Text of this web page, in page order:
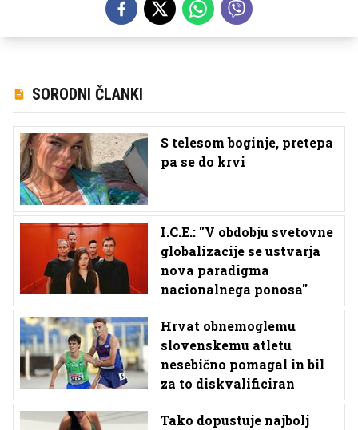
SORODNI ČLANKI
S telesom boginje, pretepa
pa se do krvi
I.C.E.: ''V obdobju svetovne
globalizacije se ustvarja
nova paradigma
nacionalnega ponosa''
Hrvat obnemoglemu
slovenskemu atletu
nesebično pomagal in bil
za to diskvalificiran
Tako dopustuje najbolj